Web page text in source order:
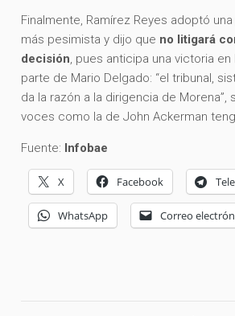
Finalmente, Ramírez Reyes adoptó
más pesimista y dijo que no litigará
decisión, pues anticipa una victoria
parte de Mario Delgado: “el tribunal,
da la razón a la dirigencia de Morena”,
voces como la de John Ackerman
Fuente: Infobae
X Facebook
WhatsApp Correo